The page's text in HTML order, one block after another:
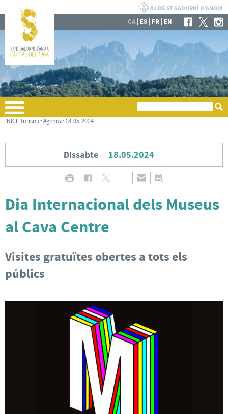
CA| ES | FR | EN
INICI: Turisme: Agenda: 18-05-2024
Dissabte 18.05.2024
Dia Internacional dels Museus
al Cava Centre
Visites gratuïtes obertes a tots els
públics